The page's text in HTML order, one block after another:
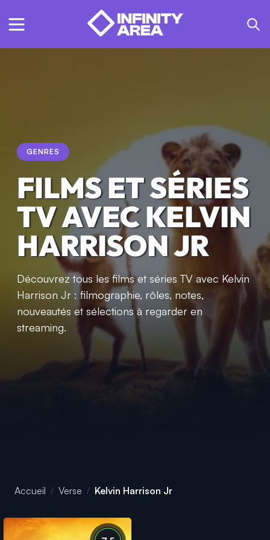
GENRES
FILMS ET SÉRIES
TV AVEC KELVIN
HARRISON JR
Découvrez tous les films et séries TV avec Kelvin
Harrison Jr : filmographie, rôles, notes,
nouveautés et sélections à regarder en
streaming.
Accueil Verse Kelvin Harrison Jr